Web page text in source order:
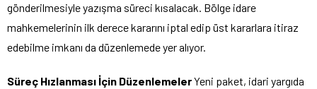
gönderilmesiyle yazışma süreci kısalacak. Bölge idare
mahkemelerinin ilk derece kararını iptal edip üst kararlara itiraz
edebilme imkanı da düzenlemede yer alıyor.
Süreç Hızlanması İçin DüzenlemelerYeni paket, idari yargıda